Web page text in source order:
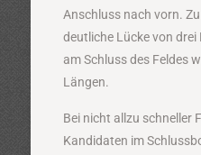
Anschluss nach vorn. Zu
deutliche Lücke von drei
am Schluss des Feldes
Längen.
Bei nicht allzu schneller
Kandidaten im